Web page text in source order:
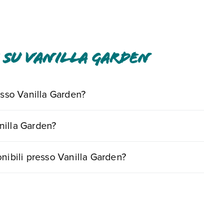
Vanilla Garden
Vanilla Garden?
.
Garden?
presso Vanilla Garden?